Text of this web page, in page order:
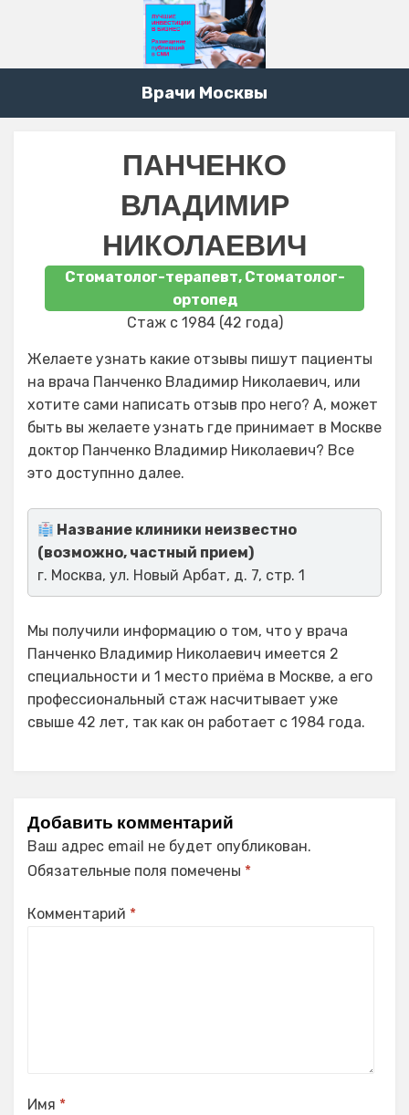
Врачи Москвы
ПАНЧЕНКО
ВЛАДИМИР
НИКОЛАЕВИЧ
Стоматолог-терапевт, Стоматолог-
ортопед
Стаж с 1984 (42 года)
Желаете узнать какие отзывы пишут пациенты
на врача Панченко Владимир Николаевич, или
хотите сами написать отзыв про него? А, может
быть вы желаете узнать где принимает в Москве
доктор Панченко Владимир Николаевич? Все
это доступнно далее.
Название клиники неизвестно
(возможно, частный прием)
г. Москва, ул. Новый Арбат, д. 7, стр. 1
Мы получили информацию о том, что у врача
Панченко Владимир Николаевич имеется 2
специальности и 1 место приёма в Москве, а его
профессиональный стаж насчитывает уже
свыше 42 лет, так как он работает с 1984 года.
Добавить комментарий
Ваш адрес email не будет опубликован.
Обязательные поля помечены *
Комментарий *
Имя *